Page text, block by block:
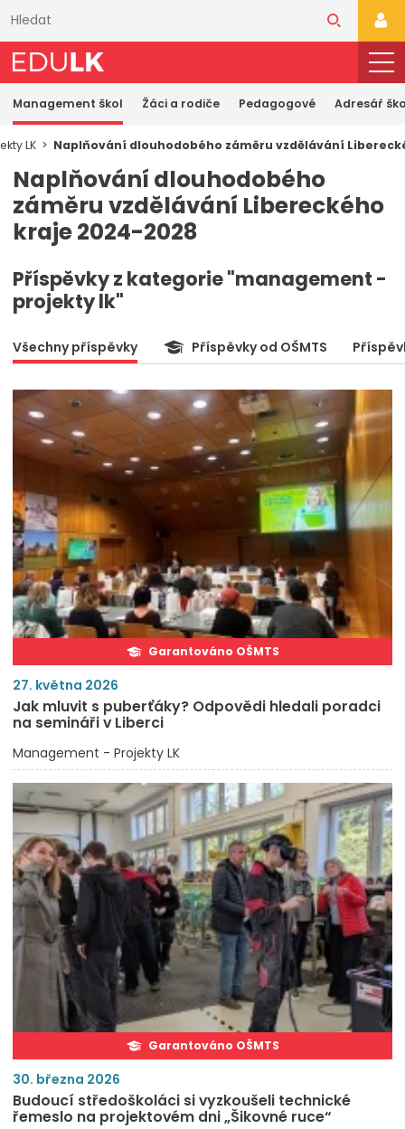
obsahu
Management škol Žáci a rodiče Pedagogové Adresář
LK Naplňování dlouhodobého záměru vzdělávání
Naplňování dlouhodobého
záměru vzdělávání Libereckého
kraje 2024-2028
Příspěvky z kategorie "management -
projekty lk"
Všechny příspěvky Příspěvky od OŠMTS
Garantováno OŠMTS
27. května 2026
Jak mluvit s puberťáky? Odpovědi hledali poradci
na semináři v Liberci
Management - Projekty LK
Garantováno OŠMTS
30. března 2026
Budoucí středoškoláci si vyzkoušeli technické
řemeslo na projektovém dni „Šikovné ruce“